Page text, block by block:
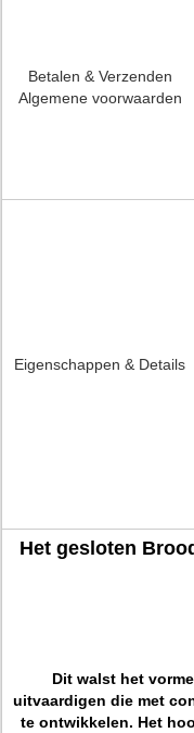
Betalen & Verzenden
Algemene voorwaarden
Eigenschappen & Details
Het gesloten
Dit walst het
uitvaardigen die met
te ontwikkelen. Het